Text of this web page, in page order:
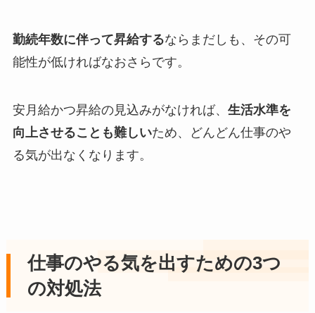
勤続年数に伴って昇給するならまだしも、その可
能性が低ければなおさらです。
安月給かつ昇給の見込みがなければ、 生活水準を
向上させることも難しいため、どんどん仕事のや
る気が出なくなります。
仕事のやる気を出すための3つ
の対処法